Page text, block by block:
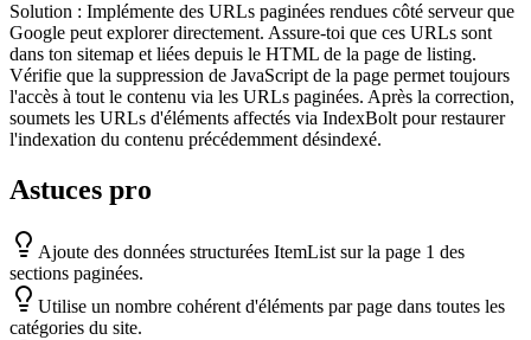
Solution : Implémente des URLs paginées rendues côté serveur que
Google peut explorer directement. Assure-toi que ces URLs sont
dans ton sitemap et liées depuis le HTML de la page de listing.
Vérifie que la suppression de JavaScript de la page permet toujours
l'accès à tout le contenu via les URLs paginées. Après la correction,
soumets les URLs d'éléments affectés via IndexBolt pour restaurer
l'indexation du contenu précédemment désindexé.
Astuces pro
Ajoute des données structurées ItemList sur la page 1 des
sections paginées.
Utilise un nombre cohérent d'éléments par page dans toutes les
catégories du site.